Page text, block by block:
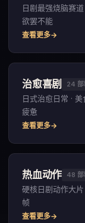
日剧最强烧脑赛
欲罢不能
查看更多
治愈喜剧 24
日式治愈日常 ·
疲惫
查看更多
热血动作 48
硬核日剧动作大
帧
查看更多